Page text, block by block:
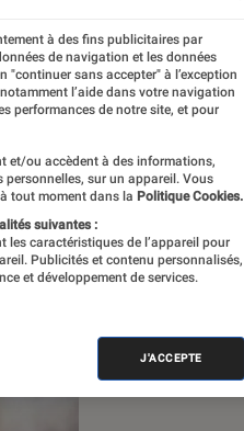
à des fins publicitaires par
de navigation et les données
"continuer sans accepter" à l’exception
l’aide dans votre navigation
performances de notre site, et pour
et/ou accèdent à des informations,
sur un appareil. Vous
tout moment dans la Politique Cookies.
suivantes :
les caractéristiques de l’appareil pour
Publicités et contenu personnalisés,
et développement de services.
J'ACCEPTE